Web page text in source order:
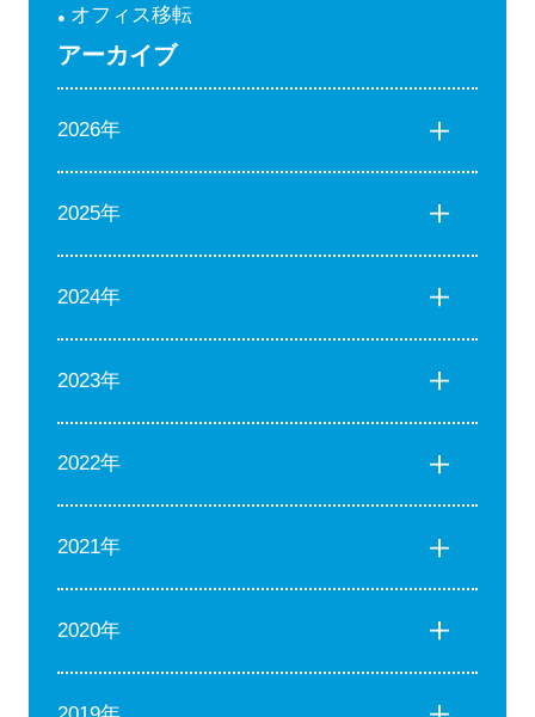
オフィス移転
アーカイブ
2026年
2025年
2024年
2023年
2022年
2021年
2020年